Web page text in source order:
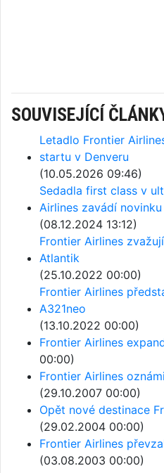
SOUVISEJÍCÍ
Letadlo Frontier
startu v Denveru
(10.05.2026 09:46)
Sedadla first class v
Airlines zavádí novinku
(08.12.2024 13:12)
Frontier Airlines
Atlantik
(25.10.2022 00:00)
Frontier Airlines
A321neo
(13.10.2022 00:00)
Frontier Airlines
00:00)
Frontier Airlines
(29.10.2007 00:00)
Opět nové destinace
(29.02.2004 00:00)
Frontier Airlines
(03.08.2003 00:00)